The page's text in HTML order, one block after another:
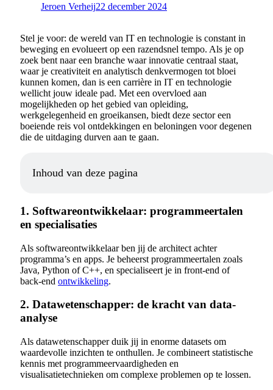
Jeroen Verheij22 december 2024
Stel je voor: de wereld van IT en technologie is constant in
beweging en evolueert op een razendsnel tempo. Als je op
zoek bent naar een branche waar innovatie centraal staat,
waar je creativiteit en analytisch denkvermogen tot bloei
kunnen komen, dan is een carrière in IT en technologie
wellicht jouw ideale pad. Met een overvloed aan
mogelijkheden op het gebied van opleiding,
werkgelegenheid en groeikansen, biedt deze sector een
boeiende reis vol ontdekkingen en beloningen voor degenen
die de uitdaging durven aan te gaan.
Inhoud van deze pagina
1. Softwareontwikkelaar: programmeertalen
en specialisaties
Als softwareontwikkelaar ben jij de architect achter
programma’s en apps. Je beheerst programmeertalen zoals
Java, Python of C++, en specialiseert je in front-end of
back-end ontwikkeling.
2. Datawetenschapper: de kracht van data-
analyse
Als datawetenschapper duik jij in enorme datasets om
waardevolle inzichten te onthullen. Je combineert statistische
kennis met programmeervaardigheden en
visualisatietechnieken om complexe problemen op te lossen.